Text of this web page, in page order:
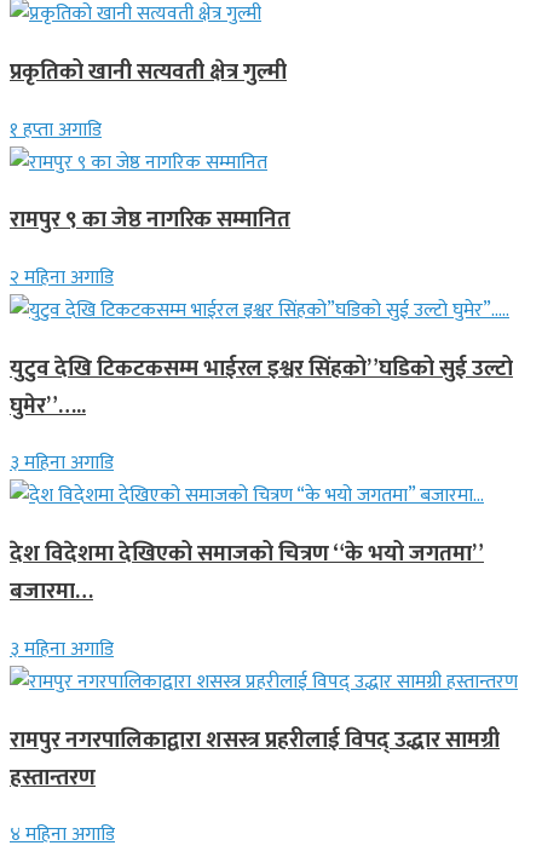
प्रकृतिको खानी सत्यवती क्षेत्र गुल्मी
१ हप्ता अगाडि
रामपुर ९ का जेष्ठ नागरिक सम्मानित
२ महिना अगाडि
युटुव देखि टिकटकसम्म भाईरल इश्वर सिंहको”घडिको सुई उल्टो
घुमेर”…..
३ महिना अगाडि
देश विदेशमा देखिएको समाजको चित्रण “के भयो जगतमा”
बजारमा…
३ महिना अगाडि
रामपुर नगरपालिकाद्वारा शसस्त्र प्रहरीलाई विपद् उद्धार सामग्री
हस्तान्तरण
४ महिना अगाडि